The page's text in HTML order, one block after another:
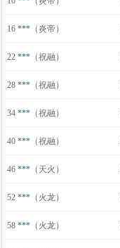
16 *** （炎帝）
22 *** （祝融）
28 *** （祝融）
34 *** （祝融）
40 *** （祝融）
46 *** （天火）
52 *** （火龙）
58 *** （火龙）